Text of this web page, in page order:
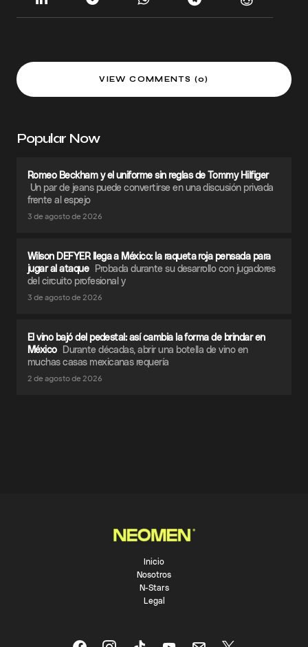
VIEW COMMENTS (0)
Popular Now
Romeo Beckham y el uniforme sin reglas de Tommy Hilfiger
Un par de jeans puede convertirse en una discusión privada
frente al espejo
3 de agosto de 2026
Wilson DEFYER llega a México: la raqueta roja pensada para
jugar al ataque Probada durante su desarrollo con jugadores
del circuito profesional y
3 de agosto de 2026
El vino bajó del pedestal: así cambia la forma de brindar en
México Durante décadas, abrir una botella de vino en
muchas casas mexicanas requería
2 de agosto de 2026
Inicio
Nosotros
N-Stars
Legal